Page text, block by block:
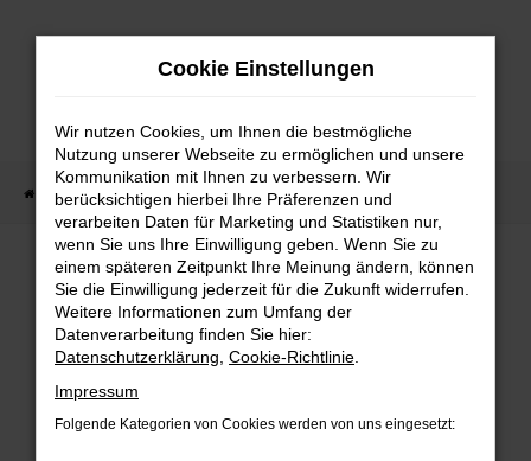
Zum
Startseite Fahrzeug Showroom Fahrzeugbestand
FAHRZEUGBESTAND
Bei Neuwagen Autoland finden Sie eine große
Auswahl an Marken und Modellen.
Cookie Einstellungen
Wir nutzen Cookies, um Ihnen die bestmögliche
Nutzung unserer Webseite zu ermöglichen und unsere
Kommunikation mit Ihnen zu verbessern. Wir
berücksichtigen hierbei Ihre Präferenzen und
verarbeiten Daten für Marketing und Statistiken nur,
wenn Sie uns Ihre Einwilligung geben. Wenn Sie zu
einem späteren Zeitpunkt Ihre Meinung ändern, können
Sie die Einwilligung jederzeit für die Zukunft widerrufen.
Weitere Informationen zum Umfang der
Datenverarbeitung finden Sie hier:
Datenschutzerklärung Cookie-Richtlinie
Impressum
Folgende Kategorien von Cookies werden von uns eingesetzt: